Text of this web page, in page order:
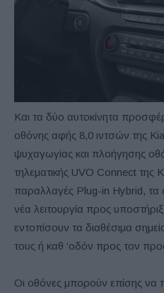
Και τα δύο αυτοκίνητα
οθόνης αφής 8,0 ιντσών της
ψυχαγωγίας και πλοήγησης
τηλεματικής UVO Connect της
παραλλαγές Plug-in Hybrid,
νέα λειτουργία προς
εντοπίσουν τα διαθέσιμα
τους ή καθ ‘οδόν προς τον
Οι οθόνες μπορούν επίσης να